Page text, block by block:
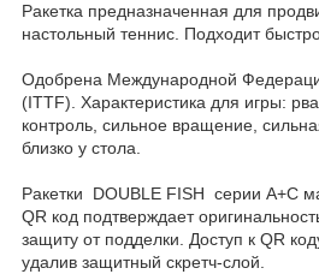
Ракетка предназначенная для
настольный теннис. Подходит
Одобрена Международной
(ITTF). Характеристика для игры:
контроль, сильное вращение,
близко у стола.
Ракетки DOUBLE FISH серии А+C
QR код подтверждает
защиту от подделки. Доступ к QR
удалив защитный скретч-слой.